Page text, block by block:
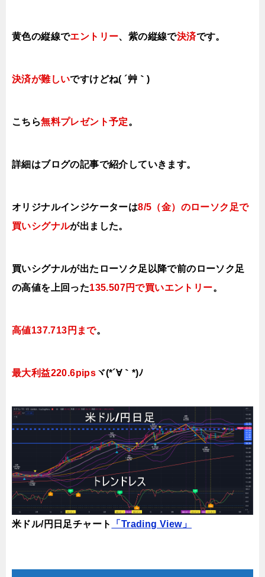
黄色の縦線でエントリー、紫の縦線で決済です。
決済が難しいですけどね( ´艸｀)
こちら無料プレゼント予定。
詳細はブログの記事で紹介していきます。
オリジナルインジケーターは8/5（金）のローソク足で
買いシグナルが出ました。
買いシグナルが出たローソク足以降で前のローソク足
の高値を上回った135.507円で買いエントリー。
高値137.713円まで。
最大利益220.6pips ヾ(*´∀｀*)ﾉ
米ドル/円日足チャート 「Trading View」